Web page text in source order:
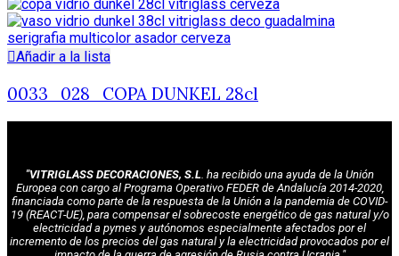
Añadir a la lista
0033_028_COPA DUNKEL 28cl
"VITRIGLASS DECORACIONES, S.L . ha recibido una ayuda de la Unión
Europea con cargo al Programa Operativo FEDER de Andalucía 2014-2020,
financiada como parte de la respuesta de la Unión a la pandemia de COVID-
19 (REACT-UE), para compensar el sobrecoste energético de gas natural y/o
electricidad a pymes y autónomos especialmente afectados por el
incremento de los precios del gas natural y la electricidad provocados por el